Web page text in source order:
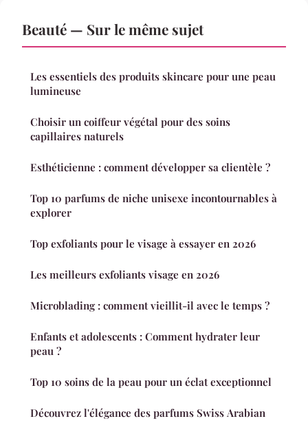
Beauté — Sur le même sujet
Les essentiels des produits skincare pour une peau
lumineuse
Choisir un coiffeur végétal pour des soins
capillaires naturels
Esthéticienne : comment développer sa clientèle ?
Top 10 parfums de niche unisexe incontournables à
explorer
Top exfoliants pour le visage à essayer en 2026
Les meilleurs exfoliants visage en 2026
Microblading : comment vieillit-il avec le temps ?
Enfants et adolescents : Comment hydrater leur
peau ?
Top 10 soins de la peau pour un éclat exceptionnel
Découvrez l'élégance des parfums Swiss Arabian